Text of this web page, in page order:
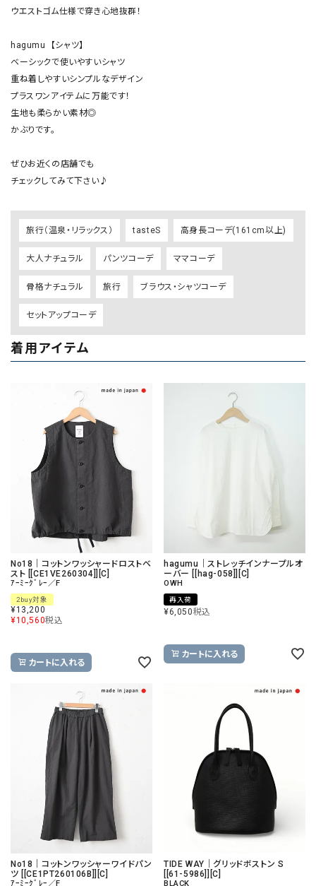
ウエストゴム仕様で穿き心地抜群！
hagumu  【シャツ】
ベーシックで使いやすいシャツ
重ね着しやすいシンプルなデザイン
プラスワンアイテムに万能です！
生地も柔らかい素材◎
かぶりです。
ぜひお近くの店舗でも
チェックしてみて下さい♪
旅行（温泉・リラックス） tasteS 高身長コーデ(161cm以上)
大人ナチュラル パンツコーデ ママコーデ
骨格ナチュラル 旅行 ブラウス・シャツコーデ
セットアップコーデ
着用アイテム
No18｜コットンワッシャードロストベ
スト [[CE1VE260304]][C]
ｱｰﾐｰｸﾞﾚｰ／F
2buy対象
¥13,200
¥10,560税込
カートに入れる
hagumu｜ストレッチインナープルオ
ーバー [[hag-058]][C]
OWH
再入荷
¥6,050税込
カートに入れる
No18｜コットンワッシャーワイドパン
ツ [[CE1PT260106B]][C]
ｱｰﾐｰｸﾞﾚｰ／F
TIDE WAY｜グリッドボストン S
[[61-5986]][C]
BLACK